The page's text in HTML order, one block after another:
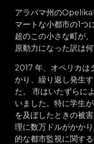
アラバマ州のOpelika
マートな小都市の1つ
超のこの小さな町が
原動力になった訳は
2017 年、オペリカは
かり、繰り返し発生
た。 市はいたずらに
いました。特に学生
を及ぼしたときの被
理に数万ドルがかか
的な都市監視に関す